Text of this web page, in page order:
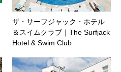
ザ・サーフジャック・ホテル
＆スイムクラブ｜The Surfjack
Hotel & Swim Club